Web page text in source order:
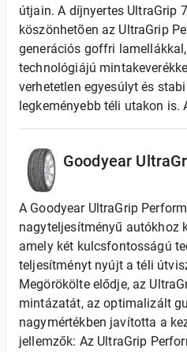
útjain. A díjnyertes UltraGrip
köszönhetõen az UltraGrip
generációs goffri
technológiájú
verhetetlen egyesúlyt és
legkeményebb téli utakon is.
Goodyear
A Goodyear UltraGrip
nagyteljesítményű autókhoz
amely két kulcsfontosságú
teljesítményt nyújt a téli
Megörökölte elődje, az
mintázatát, az optimalizált
nagymértékben javította a
jellemzők: Az UltraGrip